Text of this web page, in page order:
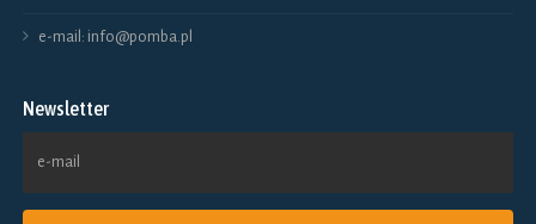
e-mail: info@pomba.pl
Newsletter